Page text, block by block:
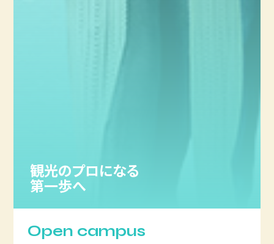
観光のプロになる
第一歩へ
Open campus